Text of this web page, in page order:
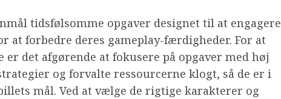
tidsfølsomme opgaver designet til at engagere
at forbedre deres gameplay-færdigheder. For at
det afgørende at fokusere på opgaver med høj
og forvalte ressourcerne klogt, så de er i
mål. Ved at vælge de rigtige karakterer og